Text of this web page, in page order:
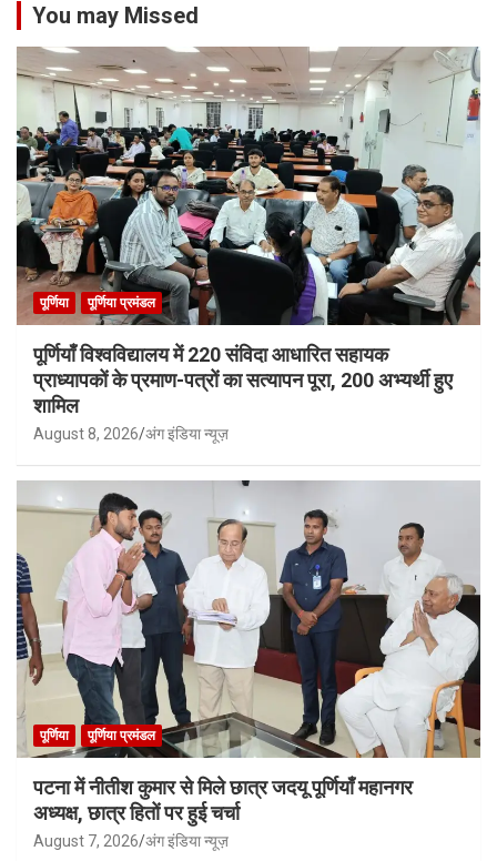
You may Missed
पूर्णिया पूर्णिया प्रमंडल
पूर्णियाँ विश्वविद्यालय में 220 संविदा आधारित सहायक
प्राध्यापकों के प्रमाण-पत्रों का सत्यापन पूरा, 200 अभ्यर्थी हुए
शामिल
August 8, 2026 अंग इंडिया न्यूज़
पूर्णिया पूर्णिया प्रमंडल
पटना में नीतीश कुमार से मिले छात्र जदयू पूर्णियाँ महानगर
अध्यक्ष, छात्र हितों पर हुई चर्चा
August 7, 2026 अंग इंडिया न्यूज़